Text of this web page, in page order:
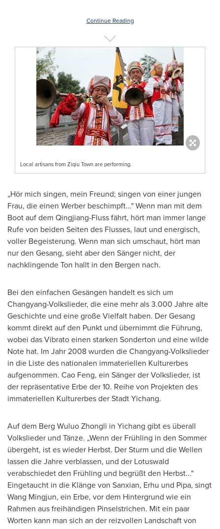
Continue Reading
Local artisans from Ziqiu Town are performing.
„Hör mich singen, mein Freund; singen von einer jungen
Frau, die einen Werber beschimpft..." Wenn man mit dem
Boot auf dem Qingjiang-Fluss fährt, hört man immer lange
Rufe von beiden Seiten des Flusses, laut und energisch,
voller Begeisterung. Wenn man sich umschaut, hört man
nur den Gesang, sieht aber den Sänger nicht, der
nachklingende Ton hallt in den Bergen nach.
Bei den einfachen Gesängen handelt es sich um
Changyang-Volkslieder, die eine mehr als 3.000 Jahre alte
Geschichte und eine große Vielfalt haben. Der Gesang
kommt direkt auf den Punkt und übernimmt die Führung,
wobei das Vibrato einen starken Sonderton und eine wilde
Note hat. Im Jahr2008 wurden die Changyang-Volkslieder
in die Liste des nationalen immateriellen Kulturerbes
aufgenommen. Cao Feng, ein Sänger der Volkslieder, ist
der repräsentative Erbe der10. Reihe von Projekten des
immateriellen Kulturerbes der Stadt Yichang.
Auf dem Berg Wuluo Zhongli in Yichang gibt es überall
Volkslieder und Tänze. „Wenn der Frühling in den Sommer
übergeht, ist es wieder Herbst. Der Sturm und die Wellen
lassen die Jahre verblassen, und der Lotuswald
verabschiedet den Frühling und begrüßt den Herbst..."
Eingetaucht in die Klänge von Sanxian, Erhu und Pipa, singt
Wang Mingjun, ein Erbe, vor dem Hintergrund wie ein
Rahmen aus freihändigen Pinselstrichen. Mit ein paar
Worten kann man sich an der reizvollen Landschaft von